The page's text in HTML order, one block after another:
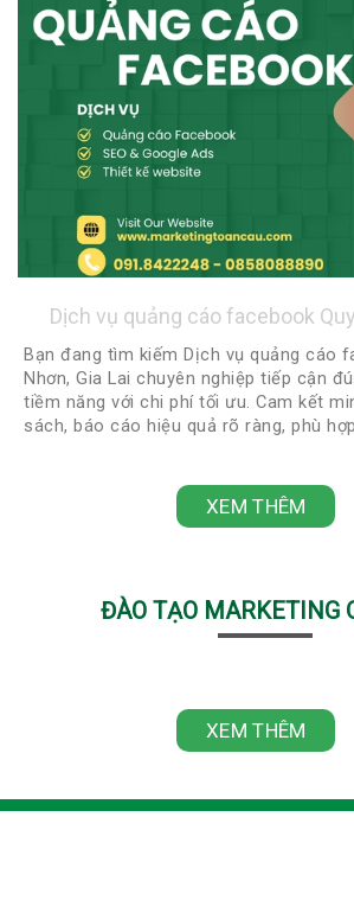
Dịch vụ quảng cáo facebook
Bạn đang tìm kiếm Dịch vụ quảng cáo
Nhơn, Gia Lai chuyên nghiệp tiếp cận
tiềm năng với chi phí tối ưu. Cam kết
sách, báo cáo hiệu quả rõ ràng, phù
XEM THÊM
ĐÀO TẠO MARKETING
XEM THÊM